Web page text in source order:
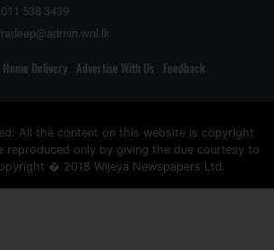
538 3439
Home Delivery Advertise With Us Feedback
All the content on this website is copyright
reproduced only by giving the due courtesy to
� 2018 Wijeya Newspapers Ltd.